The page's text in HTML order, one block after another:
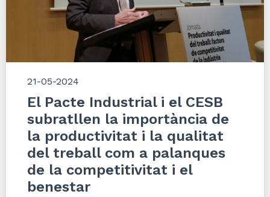
21-05-2024
El Pacte Industrial i el CESB
subratllen la importància de
la productivitat i la qualitat
del treball com a palanques
de la competitivitat i el
benestar